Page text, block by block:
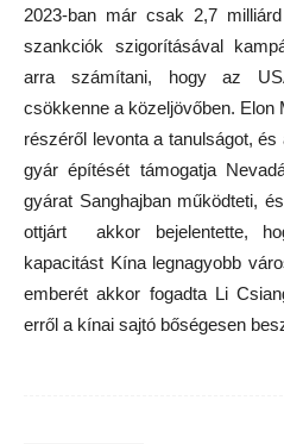
2023-ban már csak 2,7
szankciók szigorításával
arra számítani, hogy az
csökkenne a közeljövőben. Elon
részéről levonta a tanulságot,
gyár építését támogatja
gyárat Sanghajban működteti,
ottjárt akkor bejelentette,
kapacitást Kína legnagyobb
emberét akkor fogadta Li
erről a kínai sajtó bőségesen